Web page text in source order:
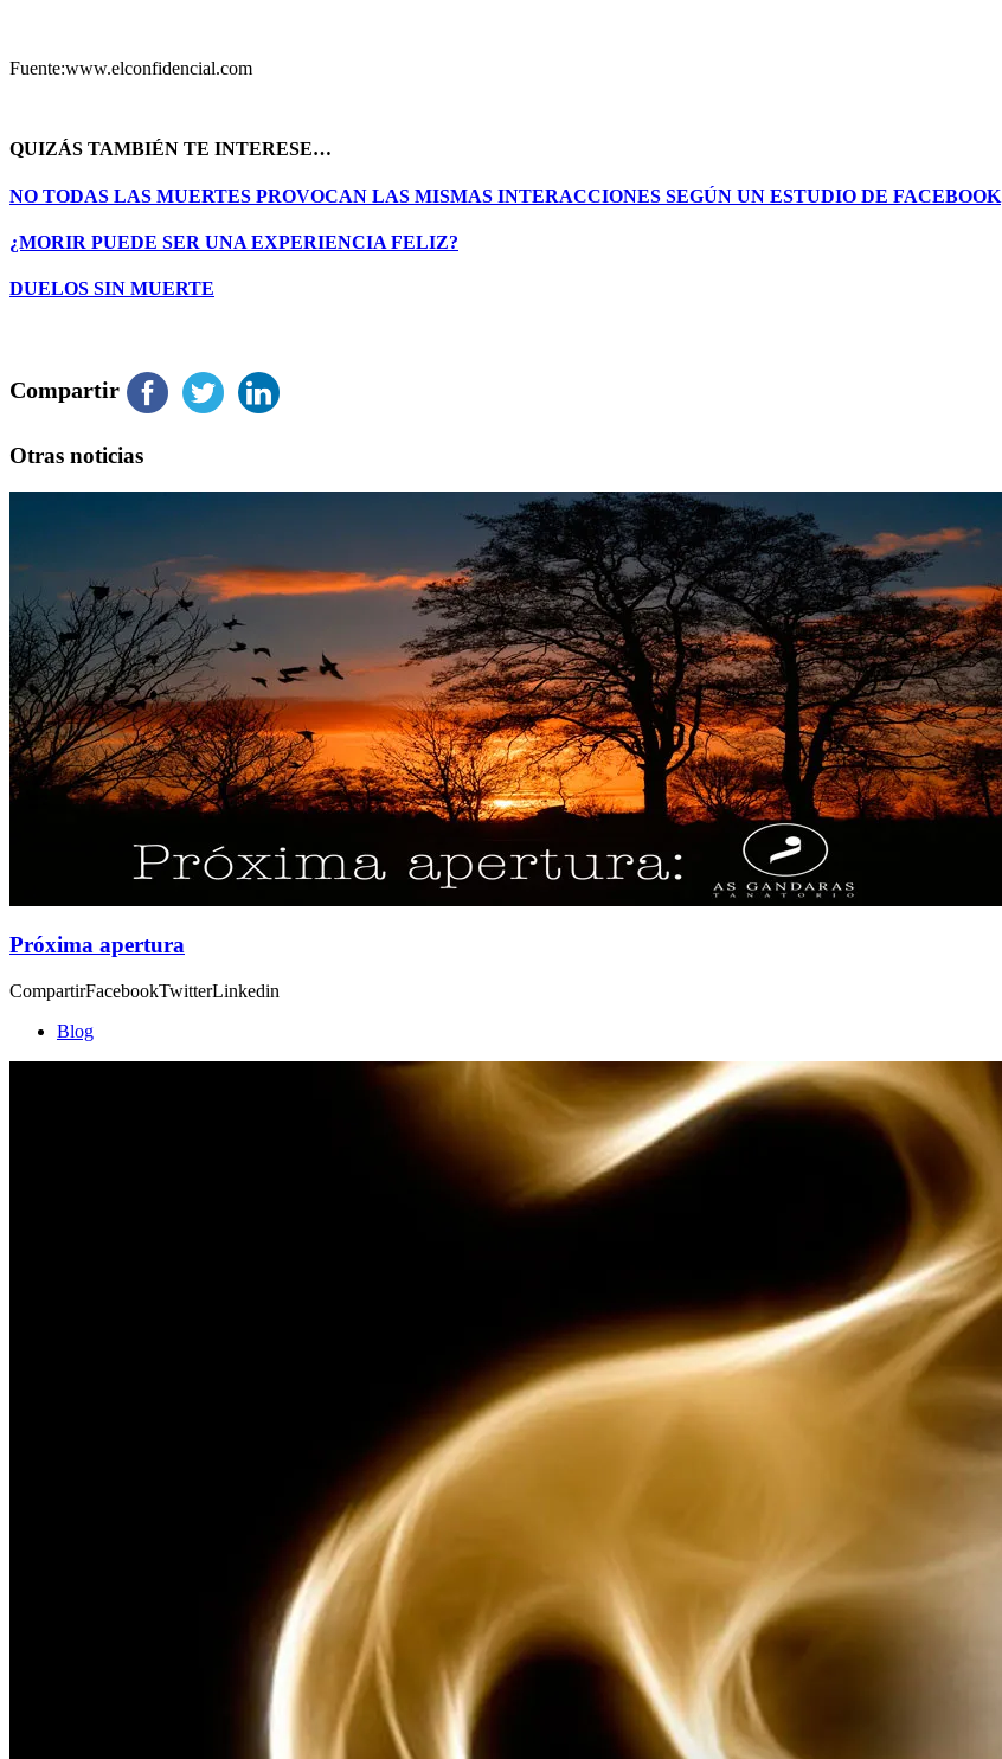
Fuente:www.elconfidencial.com
QUIZÁS TAMBIÉN TE INTERESE…
NO TODAS LAS MUERTES PROVOCAN LAS MISMAS INTERACCIONES SEGÚN UN ESTUDIO DE FACEBOOK
¿MORIR PUEDE SER UNA EXPERIENCIA FELIZ?
DUELOS SIN MUERTE
Compartir
Otras noticias
Próxima apertura
CompartirFacebookTwitterLinkedin
Blog